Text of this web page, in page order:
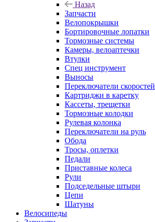
Назад
Запчасти
Велопокрышки
Бортировочные лопатки
Тормозные системы
Камеры, велоаптечки
Втулки
Спец инструмент
Выносы
Переключатели скоростей
Картриджи в каретку
Кассеты, трещетки
Тормозные колодки
Рулевая колонка
Переключатели на руль
Обода
Тросы, оплетки
Педали
Приставные колеса
Рули
Подседельные штыри
Цепи
Шатуны
Велосипеды